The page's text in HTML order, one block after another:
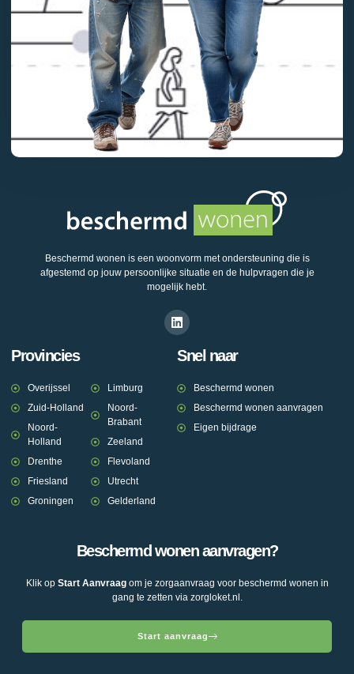
Beschermd wonen is een woonvorm met ondersteuning die is
afgestemd op jouw persoonlijke situatie en de hulpvragen die je
mogelijk hebt.
Provincies
Overijssel
Zuid-Holland
Noord-
Holland
Drenthe
Friesland
Groningen
Limburg
Noord-
Brabant
Zeeland
Flevoland
Utrecht
Gelderland
Snel naar
Beschermd wonen
Beschermd wonen aanvragen
Eigen bijdrage
Beschermd wonen aanvragen?
Klik op Start Aanvraagom je zorgaanvraag voor beschermd wonen in
gang te zetten via zorgloket.nl.
Start aanvraag